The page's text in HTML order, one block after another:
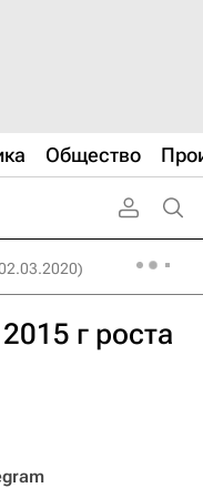
Общество
г роста